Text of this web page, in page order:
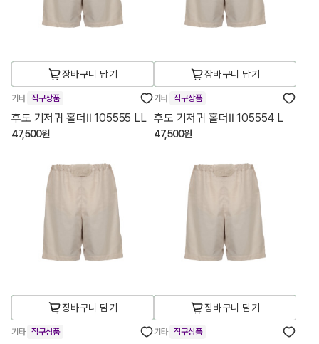
장바구니 담기
기타 직구상품
후도 기저귀 홀더Ⅱ 105555 LL
47,500원
장바구니 담기
기타 직구상품
후도 기저귀 홀더Ⅱ 105554 L
47,500원
장바구니 담기
기타 직구상품
장바구니 담기
기타 직구상품